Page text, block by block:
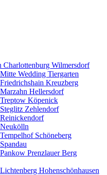
Charlottenburg Wilmersdorf
Wedding Tiergarten
Kreuzberg
Hellersdorf
Köpenick
Zehlendorf
Schöneberg
Prenzlauer Berg
Hohenschönhausen